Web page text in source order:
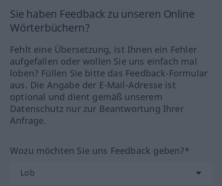
Sie haben Feedback zu unseren Online
Wörterbüchern?
Fehlt eine Übersetzung, ist Ihnen ein Fehler
aufgefallen oder wollen Sie uns einfach mal
loben? Füllen Sie bitte das Feedback-Formular
aus. Die Angabe der E-Mail-Adresse ist
optional und dient gemäß unserem
Datenschutz nur zur Beantwortung Ihrer
Anfrage.
Wozu möchten Sie uns Feedback geben?*